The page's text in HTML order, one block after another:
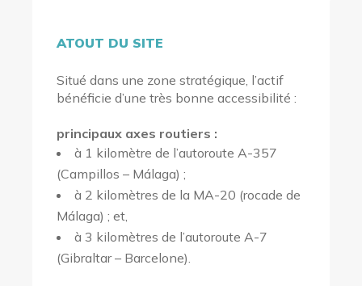
ATOUT DU SITE
Situé dans une zone stratégique, l’actif
bénéficie d’une très bonne accessibilité :
principaux axes routiers :
à 1 kilomètre de l’autoroute A-357
(Campillos – Málaga) ;
à 2 kilomètres de la MA-20 (rocade de
Málaga) ; et,
à 3 kilomètres de l’autoroute A-7
(Gibraltar – Barcelone).